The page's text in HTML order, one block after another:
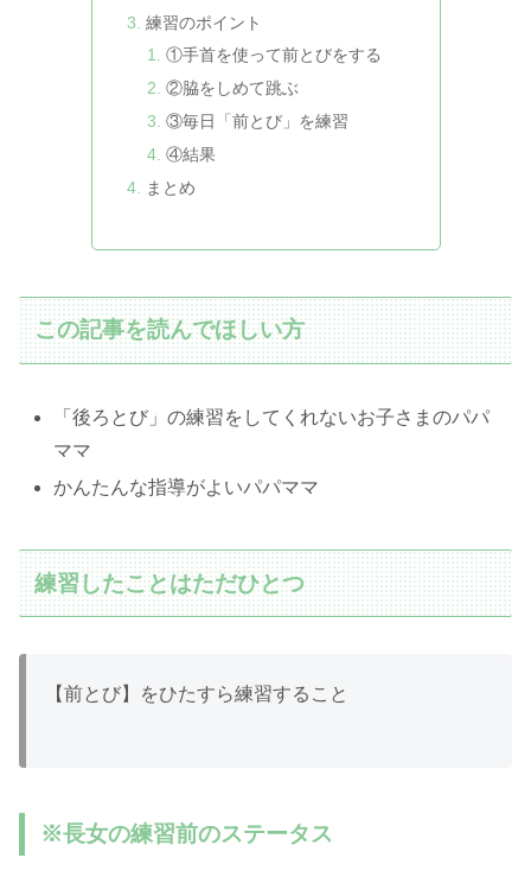
練習のポイント
①手首を使って前とびをする
②脇をしめて跳ぶ
③毎日「前とび」を練習
④結果
まとめ
この記事を読んでほしい方
「後ろとび」の練習をしてくれないお子さまのパパ
ママ
かんたんな指導がよいパパママ
練習したことはただひとつ
【前とび】をひたすら練習すること
※長女の練習前のステータス